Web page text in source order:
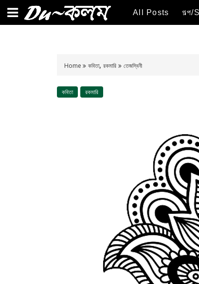
All Posts গল্প/
Home কবিতা, রকমারি তেজস্বিনী
কবিতা রকমারি